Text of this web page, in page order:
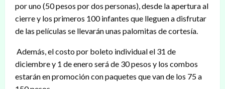
por uno (50 pesos por dos personas), desde la apertura al
cierre y los primeros 100 infantes que lleguen a disfrutar
de las películas se llevarán unas palomitas de cortesía.
Además, el costo por boleto individual el 31 de
diciembre y 1 de enero será de 30 pesos y los combos
estarán en promoción con paquetes que van de los 75 a